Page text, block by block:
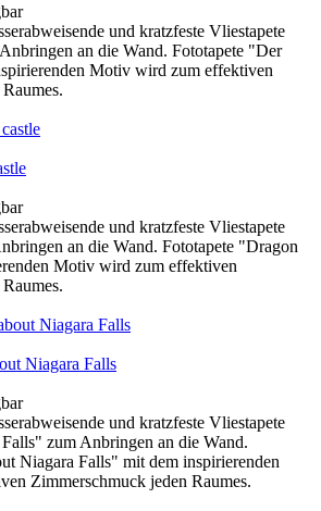
und kratzfeste Vliestapete
an die Wand. Fototapete "Der
Motiv wird zum effektiven
und kratzfeste Vliestapete
an die Wand. Fototapete "Dragon
Motiv wird zum effektiven
Niagara Falls
und kratzfeste Vliestapete
zum Anbringen an die Wand.
Niagara Falls" mit dem inspirierenden
Zimmerschmuck jeden Raumes.